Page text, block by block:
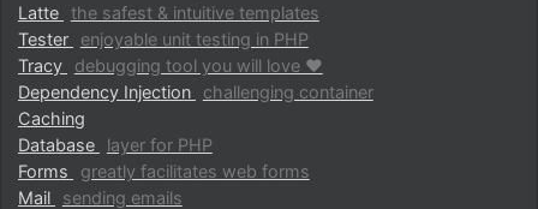
Latte the safest & intuitive templates
Tester
enjoyable unit testing in PHP
Tracy
debugging tool you will love ♥
Dependency Injection
challenging container
Caching
Database
layer for PHP
Forms
greatly facilitates web forms
Mail
sending emails